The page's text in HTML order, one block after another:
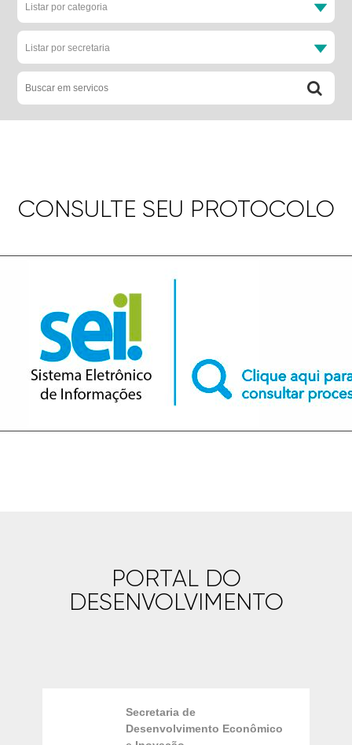
Listar por categoria
Listar por secretaria
CONSULTE SEU PROTOCOLO
PORTAL DO
DESENVOLVIMENTO
Secretaria de
Desenvolvimento Econômico